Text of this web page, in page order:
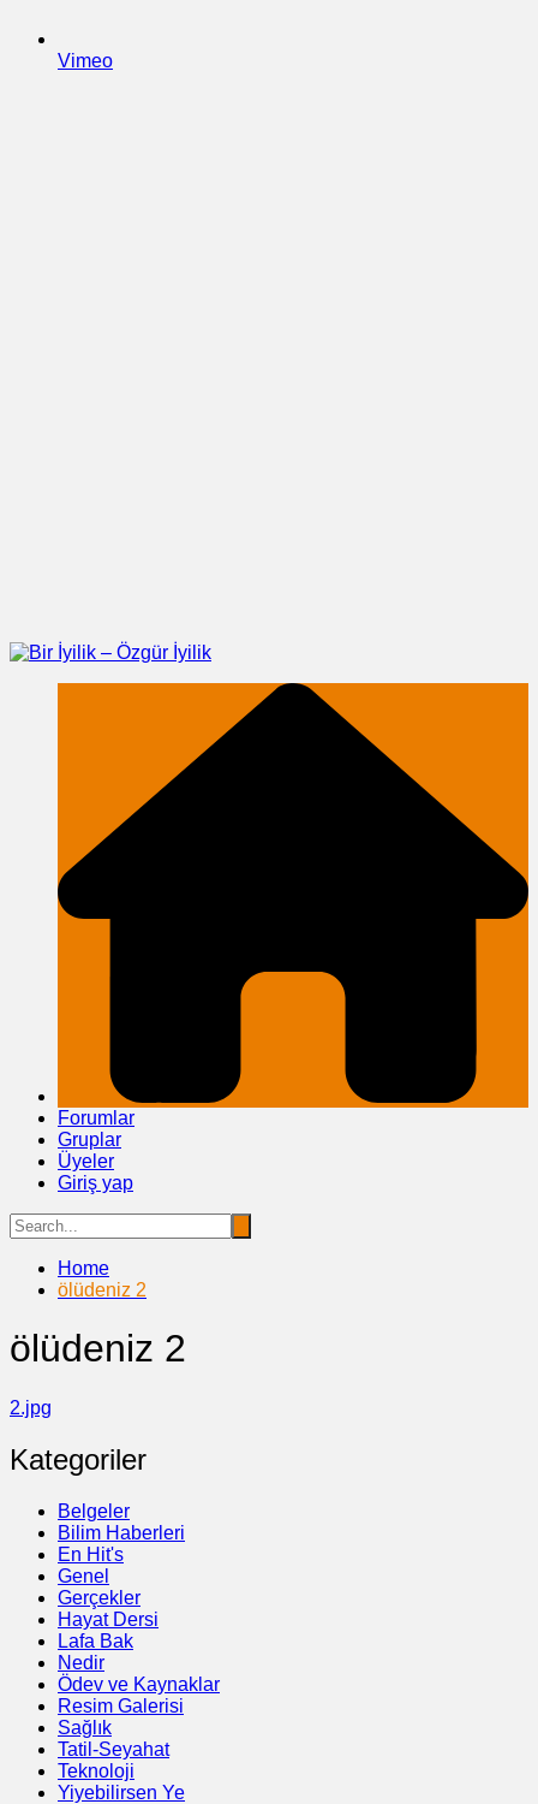
Vimeo
Forumlar
Gruplar
Üyeler
Giriş yap
Home
ölüdeniz 2
ölüdeniz 2
2.jpg
Kategoriler
Belgeler
Bilim Haberleri
En Hit's
Genel
Gerçekler
Hayat Dersi
Lafa Bak
Nedir
Ödev ve Kaynaklar
Resim Galerisi
Sağlık
Tatil-Seyahat
Teknoloji
Yiyebilirsen Ye